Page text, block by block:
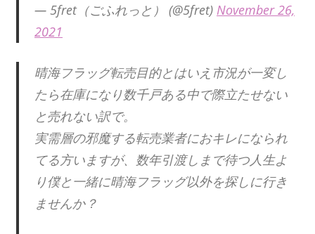
— 5fret（ごふれっと） (@5fret) November 26,
2021
晴海フラッグ転売目的とはいえ市況が一変し
たら在庫になり数千戸ある中で際立たせない
と売れない訳で。
実需層の邪魔する転売業者におキレになられ
てる方いますが、数年引渡しまで待つ人生よ
り僕と一緒に晴海フラッグ以外を探しに行き
ませんか？